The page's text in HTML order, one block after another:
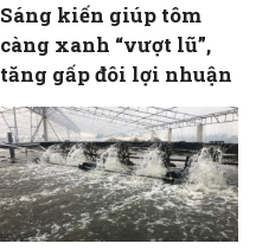
Sáng kiến giúp tôm
càng xanh “vượt lũ”,
tăng gấp đôi lợi nhuận